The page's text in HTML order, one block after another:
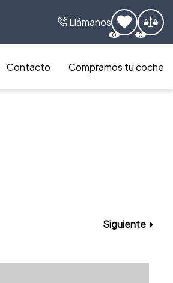
Llámanos
0 0
Contacto Compramos tu coche
Siguiente